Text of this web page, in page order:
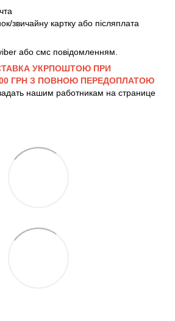
звичайну картку або післяплата
або смс повідомленням.
УКРПОШТОЮ ПРИ
ГРН З ПОВНОЮ ПЕРЕДОПЛАТОЮ
нашим работникам на странице